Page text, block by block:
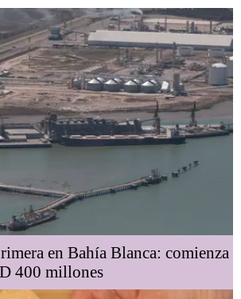
en Bahía Blanca: comienza
400 millones